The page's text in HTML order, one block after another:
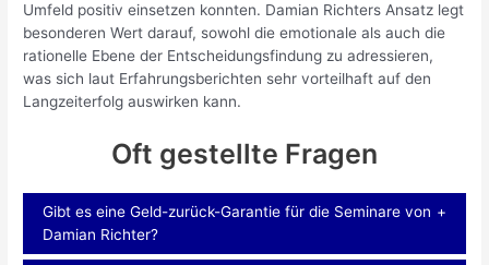
Umfeld positiv einsetzen konnten. Damian Richters Ansatz legt
besonderen Wert darauf, sowohl die emotionale als auch die
rationelle Ebene der Entscheidungsfindung zu adressieren,
was sich laut Erfahrungsberichten sehr vorteilhaft auf den
Langzeiterfolg auswirken kann.
Oft gestellte Fragen
Gibt es eine Geld-zurück-Garantie für die Seminare von
Damian Richter?